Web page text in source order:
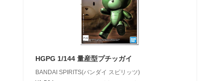
HGPG 1/144 量産型プチッガイ
BANDAI SPIRITS(バンダイ スピリッツ)